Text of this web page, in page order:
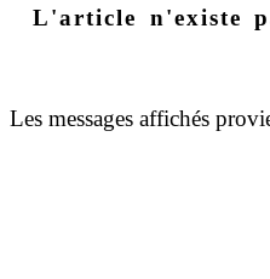
L'article n'existe
Les messages affichés